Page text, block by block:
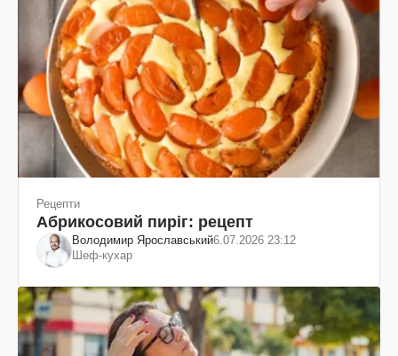
Рецепти
Абрикосовий пиріг: рецепт
Володимир Ярославський6.07.2026 23:12
Шеф-кухар